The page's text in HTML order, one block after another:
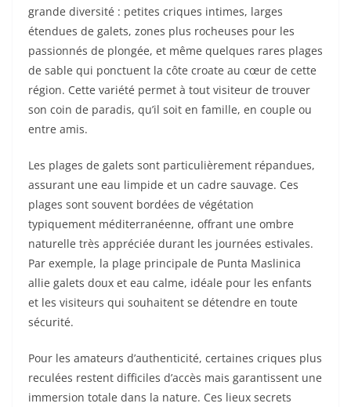
grande diversité : petites criques intimes, larges
étendues de galets, zones plus rocheuses pour les
passionnés de plongée, et même quelques rares plages
de sable qui ponctuent la côte croate au cœur de cette
région. Cette variété permet à tout visiteur de trouver
son coin de paradis, qu’il soit en famille, en couple ou
entre amis.
Les plages de galets sont particulièrement répandues,
assurant une eau limpide et un cadre sauvage. Ces
plages sont souvent bordées de végétation
typiquement méditerranéenne, offrant une ombre
naturelle très appréciée durant les journées estivales.
Par exemple, la plage principale de Punta Maslinica
allie galets doux et eau calme, idéale pour les enfants
et les visiteurs qui souhaitent se détendre en toute
sécurité.
Pour les amateurs d’authenticité, certaines criques plus
reculées restent difficiles d’accès mais garantissent une
immersion totale dans la nature. Ces lieux secrets